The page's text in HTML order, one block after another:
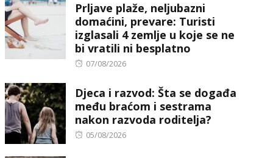
Prljave plaže, neljubazni
domaćini, prevare: Turisti
izglasali 4 zemlje u koje se ne
bi vratili ni besplatno
Posted
07/08/2026
Djeca i razvod: Šta se događa
među braćom i sestrama
nakon razvoda roditelja?
Posted
05/08/2026